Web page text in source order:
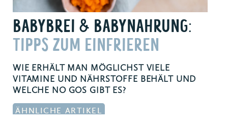
BABYBREI & BABYNAHRUNG:
TIPPS ZUM EINFRIEREN
WIE ERHÄLT MAN MÖGLICHST VIELE
VITAMINE UND NÄHRSTOFFE BEHÄLT UND
WELCHE NO GOS GIBT ES?
ÄHNLICHE ARTIKEL